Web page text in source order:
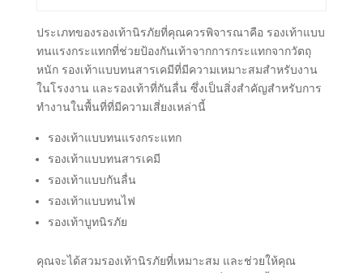
ประเภทของรองเท้านิรภัยที่คุณควรพิจารณาคือ รองเท้าแบบ
ทนแรงกระแทกที่ช่วยป้องกันเท้าจากการกระแทกจากวัตถุ
หนัก รองเท้าแบบทนสารเคมีที่มีความเหมาะสมสำหรับงาน
ในโรงงาน และรองเท้าที่กันลื่น ซึ่งเป็นสิ่งสำคัญสำหรับการ
ทำงานในพื้นที่ที่มีความเสี่ยงเหล่านี้
รองเท้าแบบทนแรงกระแทก
รองเท้าแบบทนสารเคมี
รองเท้าแบบกันลื่น
รองเท้าแบบทนไฟ
รองเท้าบูทนิรภัย
คุณจะได้สวมรองเท้านิรภัยที่เหมาะสม และช่วยให้คุณ